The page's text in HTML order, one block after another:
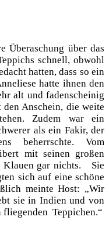
Überaschung über das
schnell, obwohl
hatten, dass so ein
hatte ihnen den
alt und fadenscheinig
den Anschein, die weite
Zudem war ein
als ein Fakir, der
beherrschte. Vom
mit seinen großen
Klauen gar nichts. Sie
sich auf eine schöne
meinte Host: „Wir
sie in Indien und von
fliegenden Teppichen.“